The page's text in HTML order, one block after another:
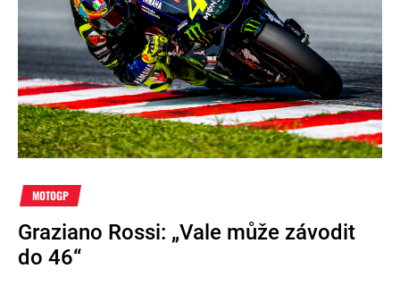
MOTOGP
Graziano Rossi: „Vale může závodit
do 46“